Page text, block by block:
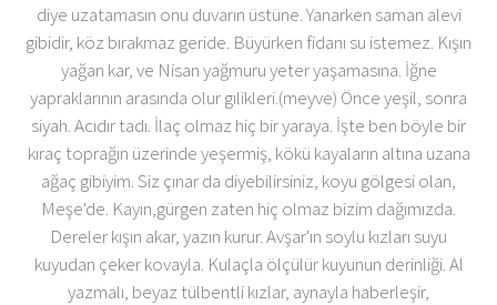
diye uzatamasın onu duvarın üstüne. Yanarken saman alevi
gibidir, köz bırakmaz geride. Büyürken fidanı su istemez. Kışın
yağan kar, ve Nisan yağmuru yeter yaşamasına. İğne
yapraklarının arasında olur gılikleri.(meyve) Önce yeşil, sonra
siyah. Acıdır tadı. İlaç olmaz hiç bir yaraya. İşte ben böyle bir
kıraç toprağın üzerinde yeşermiş, kökü kayaların altına uzana
ağaç gibiyim. Siz çınar da diyebilirsiniz, koyu gölgesi olan,
Meşe'de. Kayın,gürgen zaten hiç olmaz bizim dağımızda.
Dereler kışın akar, yazın kurur. Avşar'ın soylu kızları suyu
kuyudan çeker kovayla. Kulaçla ölçülür kuyunun derinliği. Al
yazmalı, beyaz tülbentli kızlar, aynayla haberleşir,